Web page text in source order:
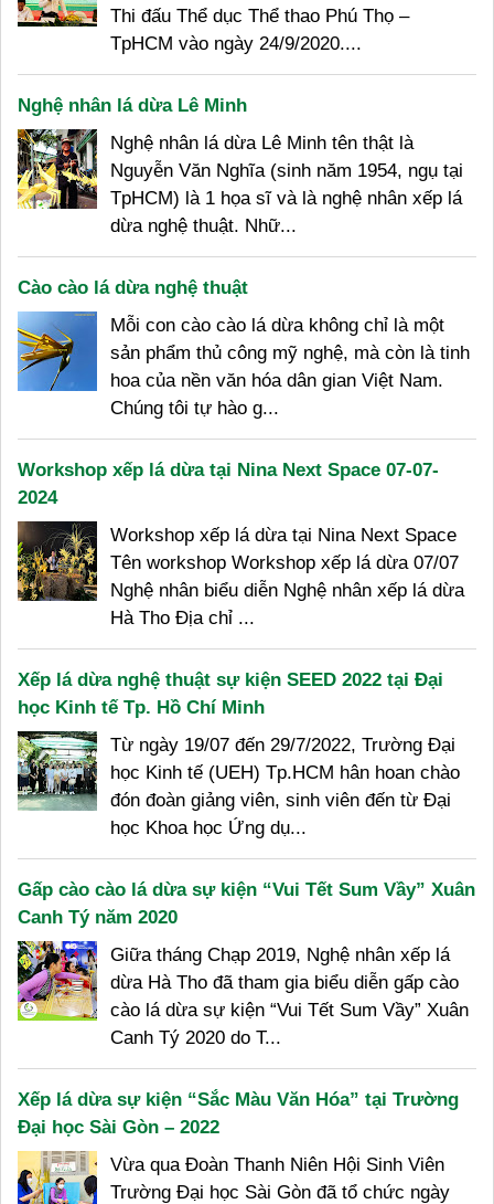
Thi đấu Thể dục Thể thao Phú Thọ –
TpHCM vào ngày 24/9/2020....
Nghệ nhân lá dừa Lê Minh
Nghệ nhân lá dừa Lê Minh tên thật là
Nguyễn Văn Nghĩa (sinh năm 1954, ngụ tại
TpHCM) là 1 họa sĩ và là nghệ nhân xếp lá
dừa nghệ thuật. Nhữ...
Cào cào lá dừa nghệ thuật
Mỗi con cào cào lá dừa không chỉ là một
sản phẩm thủ công mỹ nghệ, mà còn là tinh
hoa của nền văn hóa dân gian Việt Nam.
Chúng tôi tự hào g...
Workshop xếp lá dừa tại Nina Next Space 07-07-
2024
Workshop xếp lá dừa tại Nina Next Space
Tên workshop Workshop xếp lá dừa 07/07
Nghệ nhân biểu diễn Nghệ nhân xếp lá dừa
Hà Tho Địa chỉ ...
Xếp lá dừa nghệ thuật sự kiện SEED 2022 tại Đại
học Kinh tế Tp. Hồ Chí Minh
Từ ngày 19/07 đến 29/7/2022, Trường Đại
học Kinh tế (UEH) Tp.HCM hân hoan chào
đón đoàn giảng viên, sinh viên đến từ Đại
học Khoa học Ứng dụ...
Gấp cào cào lá dừa sự kiện “Vui Tết Sum Vầy” Xuân
Canh Tý năm 2020
Giữa tháng Chạp 2019, Nghệ nhân xếp lá
dừa Hà Tho đã tham gia biểu diễn gấp cào
cào lá dừa sự kiện “Vui Tết Sum Vầy” Xuân
Canh Tý 2020 do T...
Xếp lá dừa sự kiện “Sắc Màu Văn Hóa” tại Trường
Đại học Sài Gòn – 2022
Vừa qua Đoàn Thanh Niên Hội Sinh Viên
Trường Đại học Sài Gòn đã tổ chức ngày